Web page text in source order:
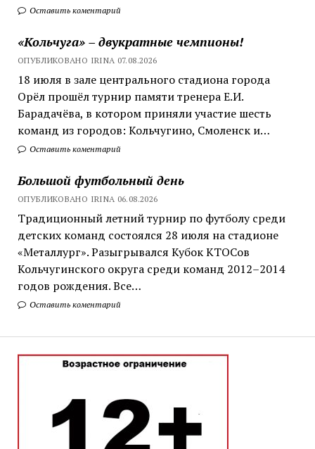
Оставить коментарий
«Кольчуга» – двукратные чемпионы!
ОПУБЛИКОВАНО IRINA 07.08.2026
18 июля в зале центрального стадиона города
Орёл прошёл турнир памяти тренера Е.И.
Барадачёва, в котором приняли участие шесть
команд из городов: Кольчугино, Смоленск и…
Оставить коментарий
Большой футбольный день
ОПУБЛИКОВАНО IRINA 06.08.2026
Традиционный летний турнир по футболу среди
детских команд состоялся 28 июля на стадионе
«Металлург». Разыгрывался Кубок КТОСов
Кольчугинского округа среди команд 2012–2014
годов рождения. Все…
Оставить коментарий